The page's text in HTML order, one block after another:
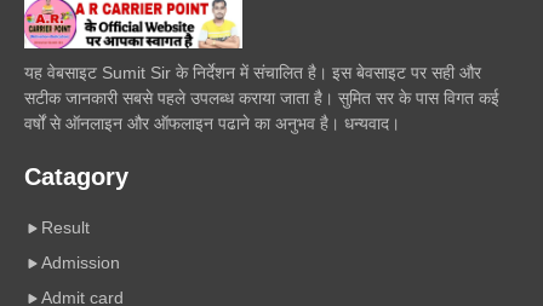
यह वेबसाइट Sumit Sir के निर्देशन में संचालित है। इस बेवसाइट पर सही और
सटीक जानकारी सबसे पहले उपलब्ध कराया जाता है। सुमित सर के पास विगत कई
वर्षों से ऑनलाइन और ऑफलाइन पढाने का अनुभव है। धन्यवाद।
Catagory
Result
Admission
Admit card